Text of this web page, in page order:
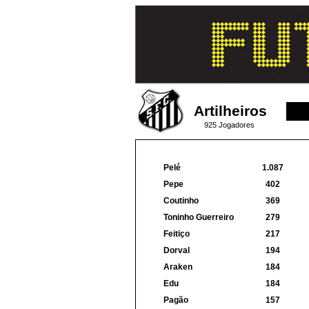
Artilheiros
925 Jogadores
Pelé
1.087
Pepe
402
Coutinho
369
Toninho Guerreiro
279
Feitiço
217
Dorval
194
Araken
184
Edu
184
Pagão
157